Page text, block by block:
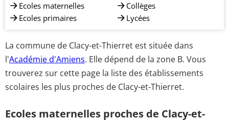
Ecoles maternelles
Ecoles primaires
Collèges
Lycées
La commune de Clacy-et-Thierret est située dans
l'Académie d'Amiens. Elle dépend de la zone B. Vous
trouverez sur cette page la liste des établissements
scolaires les plus proches de Clacy-et-Thierret.
Ecoles maternelles proches de Clacy-et-